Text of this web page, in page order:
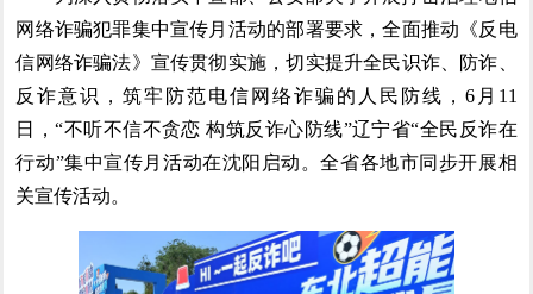
网络诈骗犯罪集中宣传月活动的部署要求，全面推动《反电
信网络诈骗法》宣传贯彻实施，切实提升全民识诈、防诈、
反诈意识，筑牢防范电信网络诈骗的人民防线，6月11
日，“不听不信不贪恋 构筑反诈心防线”辽宁省“全民反诈在
行动”集中宣传月活动在沈阳启动。全省各地市同步开展相
关宣传活动。